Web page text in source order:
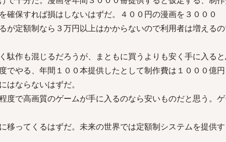
確保すれば損はしないはずだ。４００円の漫画を３０００
が定額制なら３万円以上はかからないので利用者は増える
駄作も混じるだろうが、まともに買うよりも安く手に入る
でやる、年間１００本提供したとして制作費は１０００億
はならないはずだ。
度で高画質のゲームが手に入るのなら安いものだと思う。
移ってくるはずだ。未来の世界では定額制システムを提供